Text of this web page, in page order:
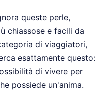
queste perle,
chiassose e facili da
di viaggiatori,
esattamente questo:
di vivere per
possiede un'anima.